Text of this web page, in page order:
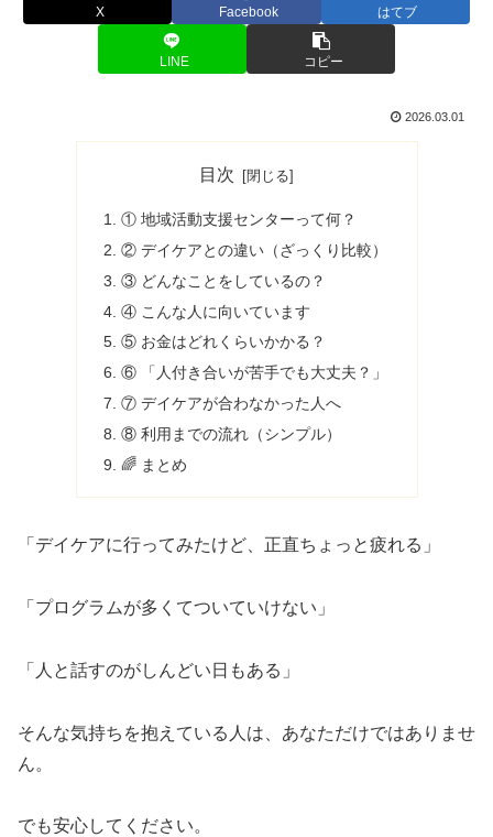
X Facebook はてブ
LINE コピー
2026.03.01
目次
① 地域活動支援センターって何？
② デイケアとの違い（ざっくり比較）
③ どんなことをしているの？
④ こんな人に向いています
⑤ お金はどれくらいかかる？
⑥ 「人付き合いが苦手でも大丈夫？」
⑦ デイケアが合わなかった人へ
⑧ 利用までの流れ（シンプル）
🌈 まとめ
「デイケアに行ってみたけど、正直ちょっと疲れる」
「プログラムが多くてついていけない」
「人と話すのがしんどい日もある」
そんな気持ちを抱えている人は、あなただけではありませ
ん。
でも安心してください。